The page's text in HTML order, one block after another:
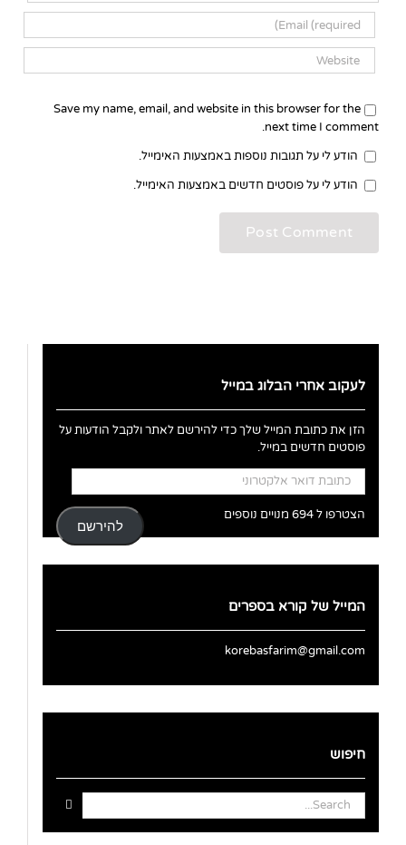
Save my name, email, and website in this browser for the
next time I comment.
הודע לי על תגובות נוספות באמצעות האימייל.
הודע לי על פוסטים חדשים באמצעות האימייל.
לעקוב אחרי הבלוג במייל
הזן את כתובת המייל שלך כדי להירשם לאתר ולקבל הודעות על
פוסטים חדשים במייל.
כתובת
דואר
אלקטרוני
להירשם
הצטרפו ל 694 מנויים נוספים
המייל של קורא בספרים
korebasfarim@gmail.com
חיפוש
Search
for: